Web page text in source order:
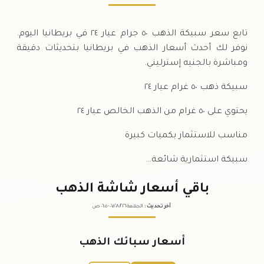
تابع سعر سبيكة الذهب ٥٠ جرام عيار ٢٤ في بريطانيا اليوم.
نوفر لك أحدث أسعار الذهب في بريطانيا بتحديثات دقيقة
ومباشرة بالجنيه إسترليني.
سبيكة ذهب ٥٠ غرام عيار ٢٤
يحتوي على ٥٠ غرام من الذهب الخالص عيار ٢٤
مناسب للاستثمار بكميات كبيرة
سبيكة استثمارية شائعة…
باقي أسعار شاشة الذهب
آخر تحديث : الجمعة ٠٧ /٠٨/٢٠٢٦ - ٠٦:٠٥ ص
أسعار سبائك الذهب